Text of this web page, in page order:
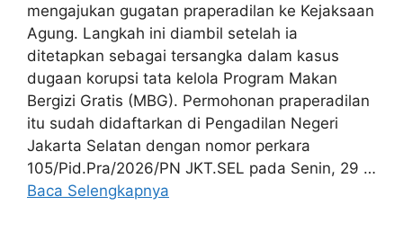
mengajukan gugatan praperadilan ke Kejaksaan
Agung. Langkah ini diambil setelah ia
ditetapkan sebagai tersangka dalam kasus
dugaan korupsi tata kelola Program Makan
Bergizi Gratis (MBG). Permohonan praperadilan
itu sudah didaftarkan di Pengadilan Negeri
Jakarta Selatan dengan nomor perkara
105/Pid.Pra/2026/PN JKT.SEL pada Senin, 29 …
Baca Selengkapnya